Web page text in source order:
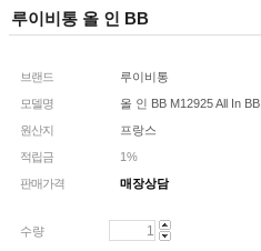
루이비통 올 인 BB
브랜드
루이비통
모델명
올 인 BB M12925 All In BB
원산지
프랑스
적립금
1%
판매가격
매장상담
수량